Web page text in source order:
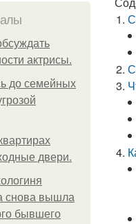
актрисы.
до семейных
двери.
снова вышла
бывшего